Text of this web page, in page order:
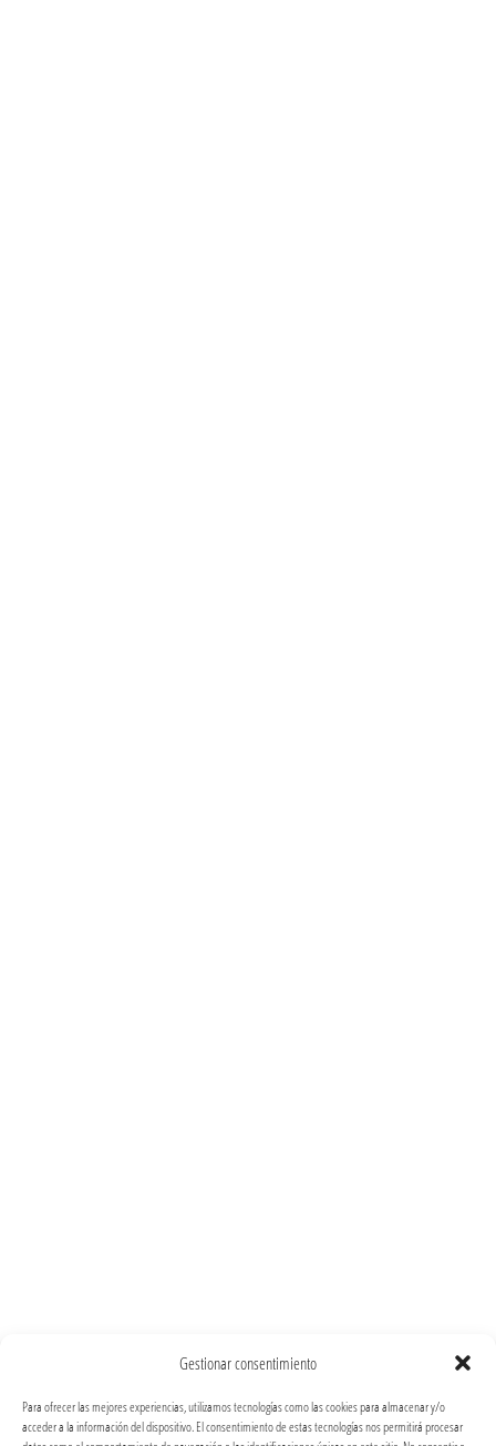
Gestionar consentimiento
Para ofrecer las mejores experiencias, utilizamos tecnologías como las cookies para almacenar y/o
acceder a la información del dispositivo. El consentimiento de estas tecnologías nos permitirá procesar